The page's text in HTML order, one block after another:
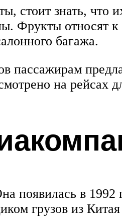
стоит знать, что
Фрукты относят
багажа.
пассажирам
на рейсах
появилась в 1992
грузов из